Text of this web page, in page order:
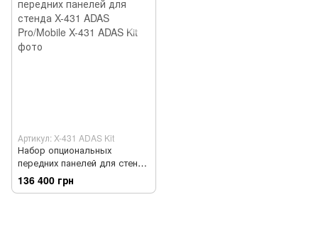
Артикул: X-431 ADAS Kit
Набор опциональных
передних панелей для стенда
X-431 ADAS Pro/Mobile
136 400 грн